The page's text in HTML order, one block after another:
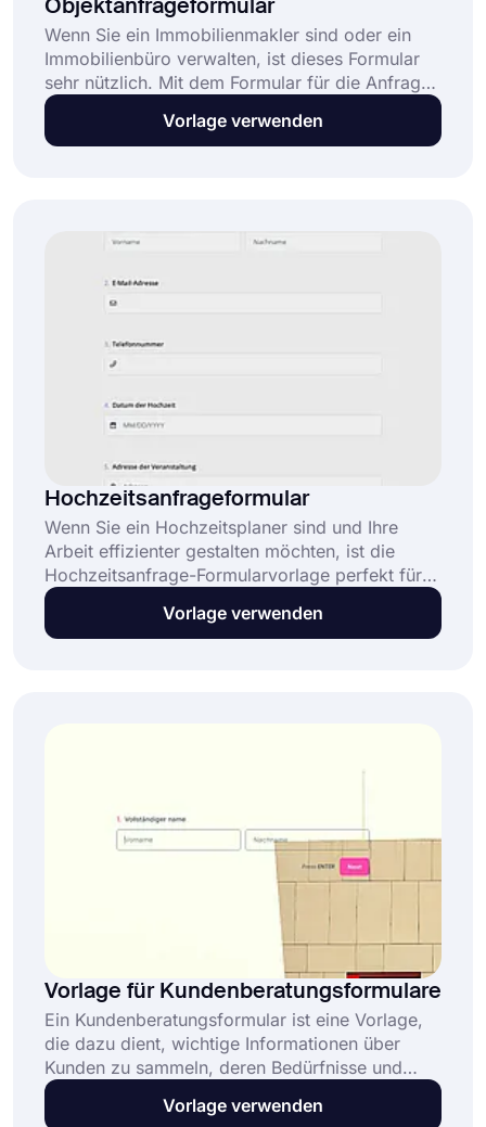
Objektanfrageformular
Wenn Sie ein Immobilienmakler sind oder ein
Immobilienbüro verwalten, ist dieses Formular
sehr nützlich. Mit dem Formular für die Anfrage
von Immobilien können Sie die Fragen Ihrer
Kunden zu Häusern herausfinden. Wenn Sie
Vorlage verwenden
Hochzeitsanfrageformular
Wenn Sie ein Hochzeitsplaner sind und Ihre
Arbeit effizienter gestalten möchten, ist die
Hochzeitsanfrage-Formularvorlage perfekt für
Sie. Mit der Formularvorlage für
Hochzeitsanfragen können Sie alle Fragen der
Vorlage verwenden
Vorlage für Kundenberatungsformulare
Ein Kundenberatungsformular ist eine Vorlage,
die dazu dient, wichtige Informationen über
Kunden zu sammeln, deren Bedürfnisse und
Vorlieben zu verstehen und Termine zu
vereinbaren. Dieses kostenlose Online-
Vorlage verwenden